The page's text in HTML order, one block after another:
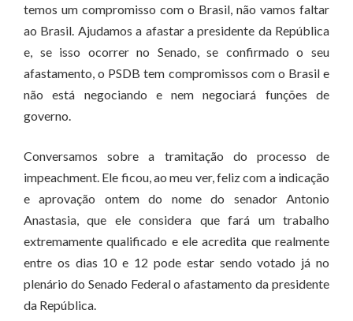
temos um compromisso com o Brasil, não vamos faltar
ao Brasil. Ajudamos a afastar a presidente da República
e, se isso ocorrer no Senado, se confirmado o seu
afastamento, o PSDB tem compromissos com o Brasil e
não está negociando e nem negociará funções de
governo.
Conversamos sobre a tramitação do processo de
impeachment. Ele ficou, ao meu ver, feliz com a indicação
e aprovação ontem do nome do senador Antonio
Anastasia, que ele considera que fará um trabalho
extremamente qualificado e ele acredita que realmente
entre os dias 10 e 12 pode estar sendo votado já no
plenário do Senado Federal o afastamento da presidente
da República.